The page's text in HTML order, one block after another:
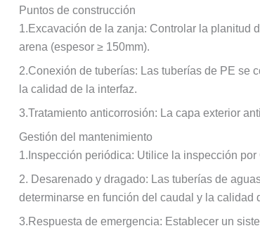
Puntos de construcción
1.Excavación de la zanja: Controlar la planitud
arena (espesor ≥ 150mm).
2.Conexión de tuberías: Las tuberías de PE se
la calidad de la interfaz.
3.Tratamiento anticorrosión: La capa exterior
Gestión del mantenimiento
1.Inspección periódica: Utilice la inspección
2. Desarenado y dragado: Las tuberías de
determinarse en función del caudal y la calidad
3.Respuesta de emergencia: Establecer un